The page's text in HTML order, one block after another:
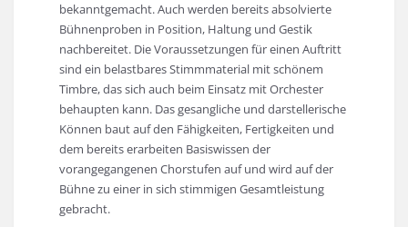
bekanntgemacht. Auch werden bereits absolvierte
Bühnenproben in Position, Haltung und Gestik
nachbereitet. Die Voraussetzungen für einen Auftritt
sind ein belastbares Stimmmaterial mit schönem
Timbre, das sich auch beim Einsatz mit Orchester
behaupten kann. Das gesangliche und darstellerische
Können baut auf den Fähigkeiten, Fertigkeiten und
dem bereits erarbeiten Basiswissen der
vorangegangenen Chorstufen auf und wird auf der
Bühne zu einer in sich stimmigen Gesamtleistung
gebracht.